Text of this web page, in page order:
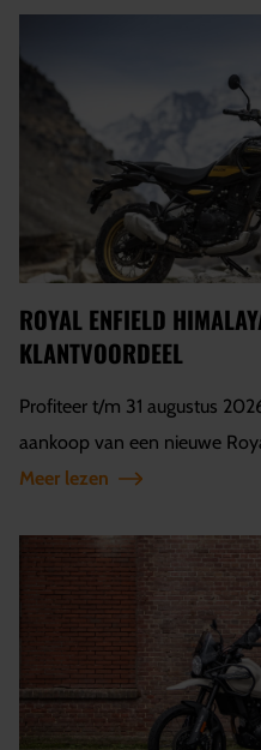
ROYAL ENFIELD
KLANTVOORDEEL
Profiteer t/m 31 augustus
aankoop van een nieuwe
Meer lezen